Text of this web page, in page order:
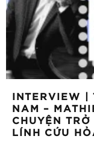
INTERVIEW
NAM –
CHUYỆN
LÍNH CỨU